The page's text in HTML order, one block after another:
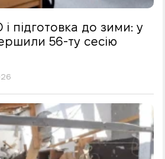
підготовка до зими: у
56-ту сесію